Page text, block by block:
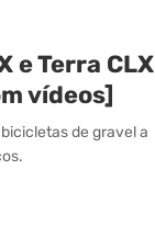
e Terra CLX
vídeos]
de gravel a